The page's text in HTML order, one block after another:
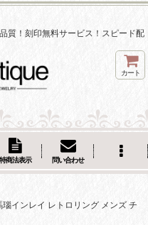
質！刻印無料サービス！スピード配
カート
特商法表示 問い合わせ
インレイ レトロリング メンズ チ